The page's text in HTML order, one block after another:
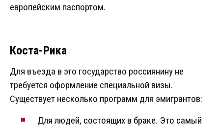
европейским паспортом.
Коста-Рика
Для въезда в это государство россиянину не
требуется оформление специальной визы.
Существует несколько программ для эмигрантов:
Для людей, состоящих в браке. Это самый